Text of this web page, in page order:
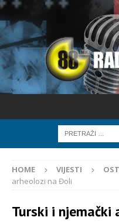
HOME VIJESTI
arheolozi na Đoli
Turski i